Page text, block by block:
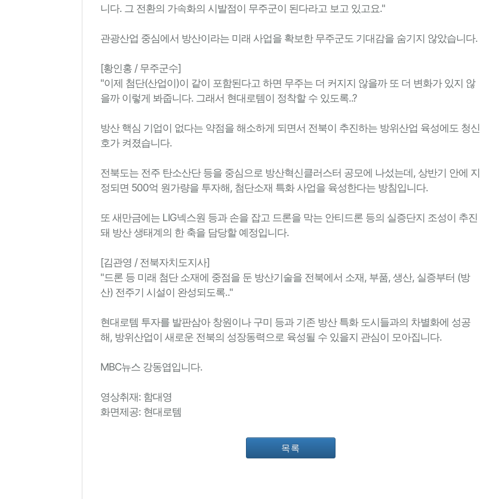
니다. 그 전환의 가속화의 시발점이 무주군이 된다라고 보고 있고요."
관광산업 중심에서 방산이라는 미래 사업을 확보한 무주군도 기대감을 숨기지 않았습니다.
[황인홍 / 무주군수]
"이제 첨단(산업이)이 같이 포함된다고 하면 무주는 더 커지지 않을까 또 더 변화가 있지 않
을까 이렇게 봐줍니다. 그래서 현대로템이 정착할 수 있도록..?
방산 핵심 기업이 없다는 약점을 해소하게 되면서 전북이 추진하는 방위산업 육성에도 청신
호가 켜졌습니다.
전북도는 전주 탄소산단 등을 중심으로 방산혁신클러스터 공모에 나섰는데, 상반기 안에 지
정되면 500억 원가량을 투자해, 첨단소재 특화 사업을 육성한다는 방침입니다.
또 새만금에는 LIG넥스원 등과 손을 잡고 드론을 막는 안티드론 등의 실증단지 조성이 추진
돼 방산 생태계의 한 축을 담당할 예정입니다.
[김관영 / 전북자치도지사]
"드론 등 미래 첨단 소재에 중점을 둔 방산기술을 전북에서 소재, 부품, 생산, 실증부터 (방
산) 전주기 시설이 완성되도록.."
현대로템 투자를 발판삼아 창원이나 구미 등과 기존 방산 특화 도시들과의 차별화에 성공
해, 방위산업이 새로운 전북의 성장동력으로 육성될 수 있을지 관심이 모아집니다.
MBC뉴스 강동엽입니다.
영상취재: 함대영
화면제공: 현대로템
목록